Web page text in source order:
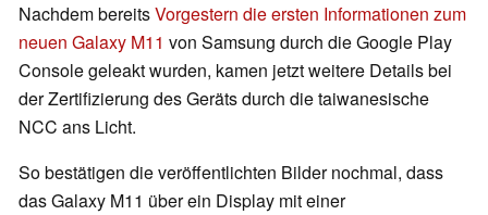
Nachdem bereitsVorgestern die ersten Informationen zum
neuen Galaxy M11 von Samsung durch die Google Play
Console geleakt wurden, kamen jetzt weitere Details bei
der Zertifizierung des Geräts durch die taiwanesische
NCC ans Licht.
So bestätigen die veröffentlichten Bilder nochmal, dass
das Galaxy M11 über ein Display mit einer